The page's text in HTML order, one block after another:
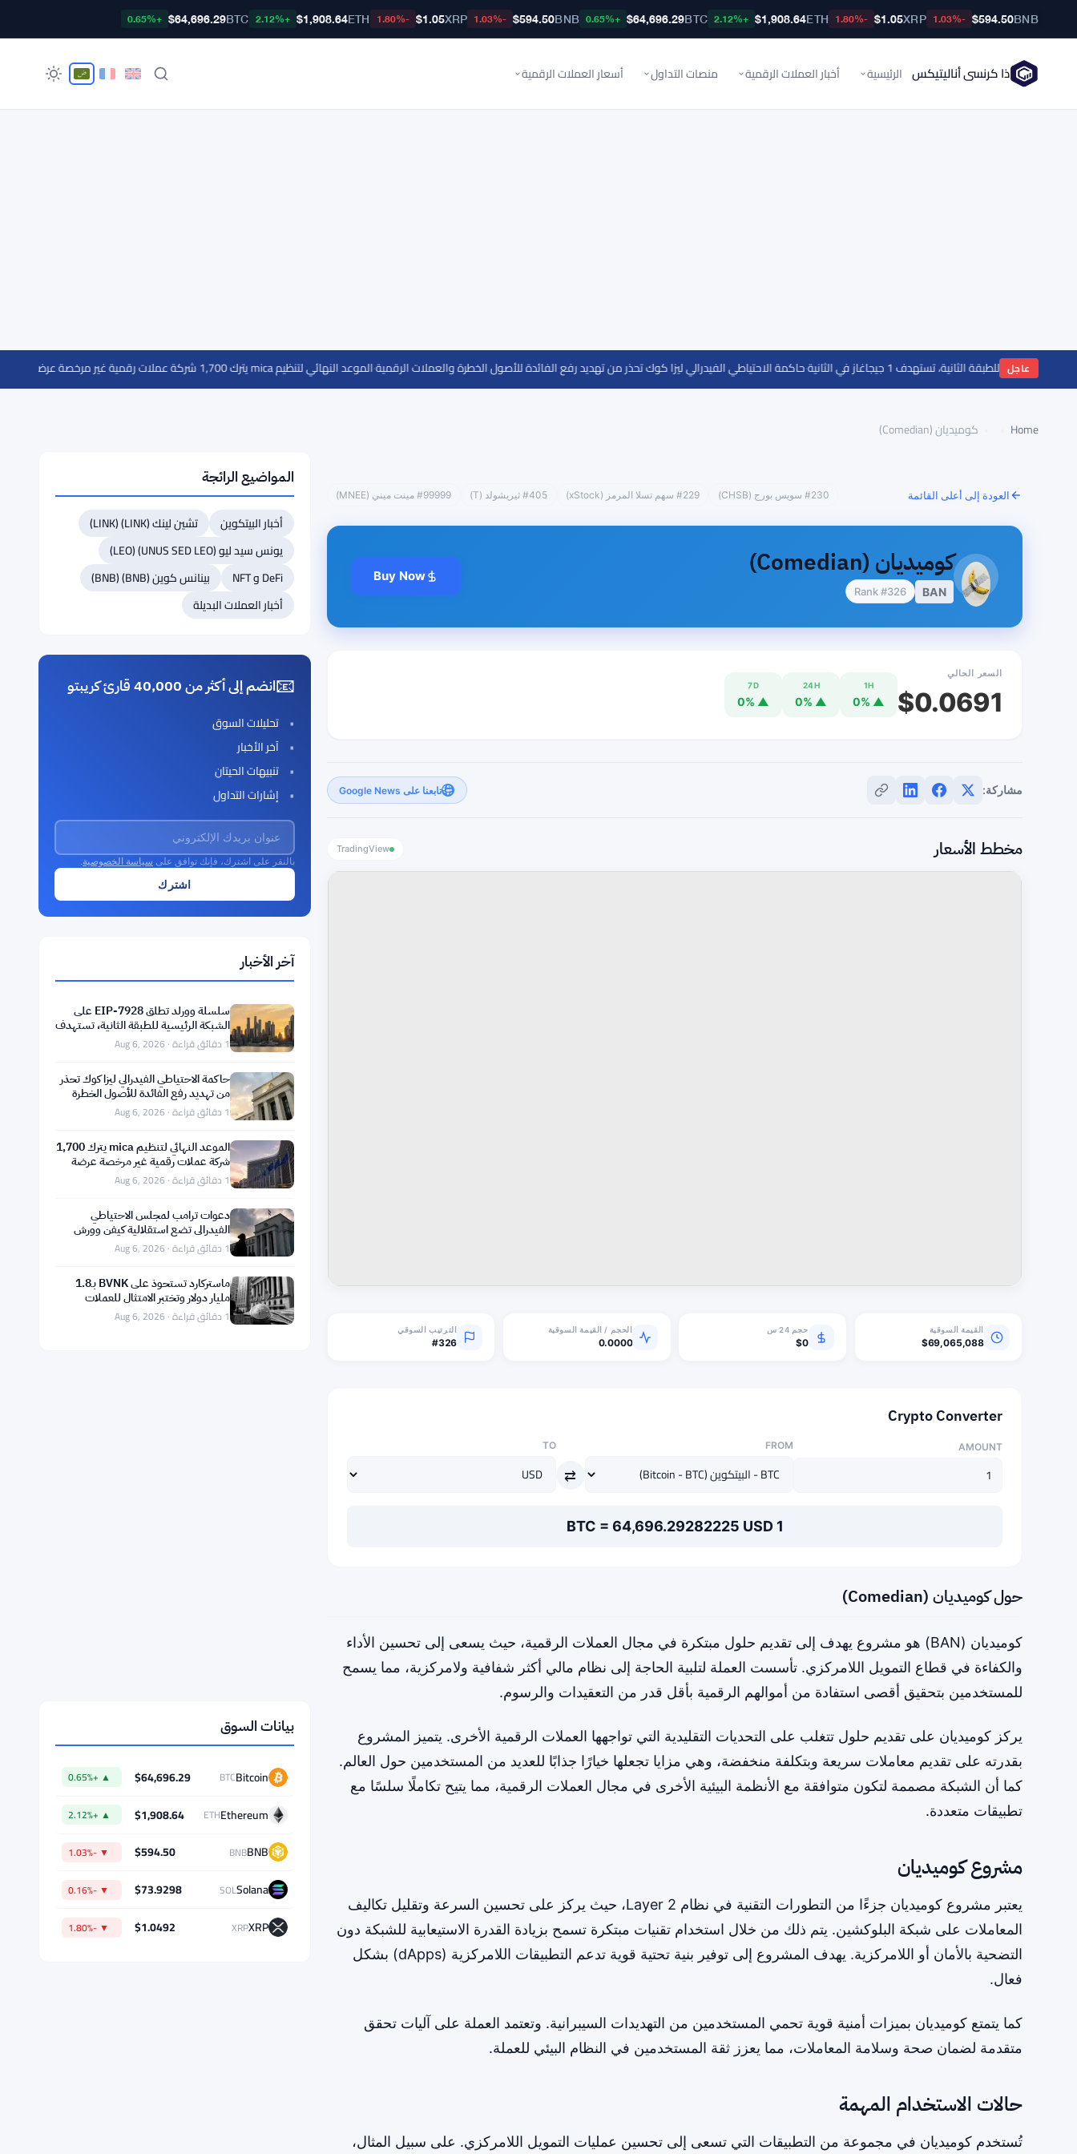
BNB
$594.50
-1.03%
XRP
$1.05
-1.80%
ETH
$1,908.64
+2.12%
BTC
$64,696.29
+0.65%
BNB
$594.50
-1.03%
XRP
$1.05
-1.80%
ETH
$1,908.64
+2.12%
BTC
$64,696.29
+0.65%
ذا كرنسي أناليتيكس الرئيسية أخبار العملات الرقمية منصات التداول أسعار العملات الرقمية
عاجل ·حاكمة الاحتياطي الفيدرالي ليزا كوك تحذر من تهديد رفع الفائدة للأصول الخطرة والعملات الرقمية·الموعد النهائي لتنظيم mica يترك 1,700 شركة عملات رقمية غير مرخصة عرضة للاحتيال
Home كوميديان (Comedian)
العودة إلى أعلى القائمة #230 سويس بورج (CHSB) #229 سهم تسلا المرمز (xStock) #405 ثيريشولد (T) #99999 مينت ميني (MNEE)
كوميديان (Comedian)
BAN
Rank #326
Buy Now
السعر الحالي
$0.0691
1H
▲ 0%
24H
▲ 0%
7D
▲ 0%
مشاركة: تابعنا على Google News
مخطط الأسعار TradingView
القيمة السوقية
$69,065,088
حجم 24 س
$0
الحجم / القيمة السوقية
0.0000
الترتيب السوقي
#326
Crypto Converter
AMOUNT
FROM
⇄
TO
1 BTC = 64,696.29282225 USD
حول كوميديان (Comedian)
كوميديان (BAN) هو مشروع يهدف إلى تقديم حلول مبتكرة في مجال العملات الرقمية، حيث يسعى إلى تحسين الأداء
والكفاءة في قطاع التمويل اللامركزي. تأسست العملة لتلبية الحاجة إلى نظام مالي أكثر شفافية ولامركزية، مما يسمح
للمستخدمين بتحقيق أقصى استفادة من أموالهم الرقمية بأقل قدر من التعقيدات والرسوم.
يركز كوميديان على تقديم حلول تتغلب على التحديات التقليدية التي تواجهها العملات الرقمية الأخرى. يتميز المشروع
بقدرته على تقديم معاملات سريعة وبتكلفة منخفضة، وهي مزايا تجعلها خيارًا جذابًا للعديد من المستخدمين حول العالم.
كما أن الشبكة مصممة لتكون متوافقة مع الأنظمة البيئية الأخرى في مجال العملات الرقمية، مما يتيح تكاملًا سلسًا مع
تطبيقات متعددة.
مشروع كوميديان
يعتبر مشروع كوميديان جزءًا من التطورات التقنية في نظام Layer 2، حيث يركز على تحسين السرعة وتقليل تكاليف
المعاملات على شبكة البلوكشين. يتم ذلك من خلال استخدام تقنيات مبتكرة تسمح بزيادة القدرة الاستيعابية للشبكة دون
التضحية بالأمان أو اللامركزية. يهدف المشروع إلى توفير بنية تحتية قوية تدعم التطبيقات اللامركزية (dApps) بشكل
فعال.
كما يتمتع كوميديان بميزات أمنية قوية تحمي المستخدمين من التهديدات السيبرانية. وتعتمد العملة على آليات تحقق
متقدمة لضمان صحة وسلامة المعاملات، مما يعزز ثقة المستخدمين في النظام البيئي للعملة.
حالات الاستخدام المهمة
تُستخدم كوميديان في مجموعة من التطبيقات التي تسعى إلى تحسين عمليات التمويل اللامركزي. على سبيل المثال،
المواضيع الرائجة
أخبار البيتكوين
تشين لينك (LINK) (LINK)
يونس سيد ليو (UNUS SED LEO) (LEO)
DeFi و NFT
بينانس كوين (BNB) (BNB)
أخبار العملات البديلة
📧انضم إلى أكثر من 40,000 قارئ كريبتو
تحليلات السوق
آخر الأخبار
تنبيهات الحيتان
إشارات التداول
بالنقر على اشترك، فإنك توافق على سياسة الخصوصية.
آخر الأخبار
سلسلة وورلد تطلق EIP-7928 على
الشبكة الرئيسية للطبقة الثانية، تستهدف
1 جيجاغاز في الثانية1 دقائق قراءة · Aug 6, 2026
حاكمة الاحتياطي الفيدرالي ليزا كوك تحذر
من تهديد رفع الفائدة للأصول الخطرة
والعملات الرقمية1 دقائق قراءة · Aug 6, 2026
الموعد النهائي لتنظيم mica يترك 1,700
شركة عملات رقمية غير مرخصة عرضة
للاحتيال1 دقائق قراءة · Aug 6, 2026
دعوات ترامب لمجلس الاحتياطي
الفيدرالي تضع استقلالية كيفن وورش
على المحك1 دقائق قراءة · Aug 6, 2026
ماستركارد تستحوذ على BVNK بـ1.8
مليار دولار وتختبر الامتثال للعملات
المستقرة مع بوردرلس1 دقائق قراءة · Aug 6, 2026
بيانات السوق